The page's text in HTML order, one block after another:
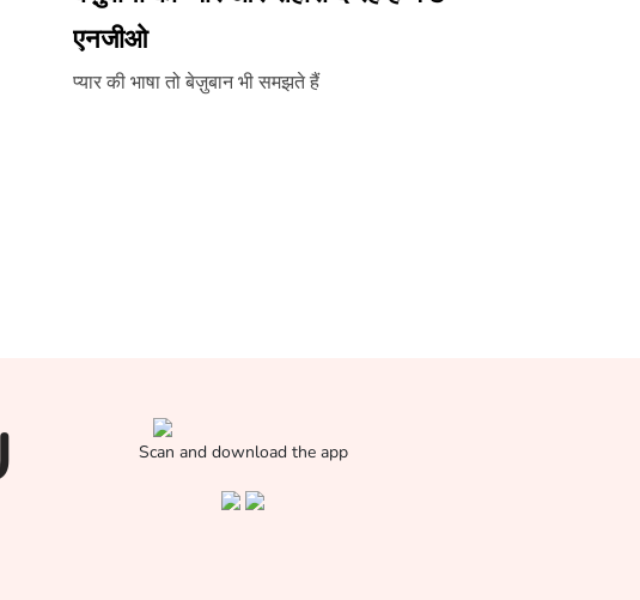
एनजीओ
प्यार की भाषा तो बेज़ुबान भी समझते हैं
Scan and download the app